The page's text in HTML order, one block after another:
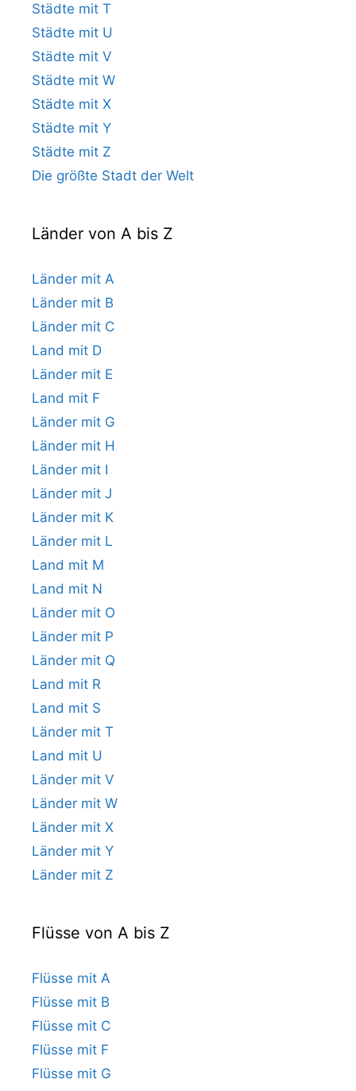
Städte mit T
Städte mit U
Städte mit V
Städte mit W
Städte mit X
Städte mit Y
Städte mit Z
Die größte Stadt der Welt
Länder von A bis Z
Länder mit A
Länder mit B
Länder mit C
Land mit D
Länder mit E
Land mit F
Länder mit G
Länder mit H
Länder mit I
Länder mit J
Länder mit K
Länder mit L
Land mit M
Land mit N
Länder mit O
Länder mit P
Länder mit Q
Land mit R
Land mit S
Länder mit T
Land mit U
Länder mit V
Länder mit W
Länder mit X
Länder mit Y
Länder mit Z
Flüsse von A bis Z
Flüsse mit A
Flüsse mit B
Flüsse mit C
Flüsse mit F
Flüsse mit G